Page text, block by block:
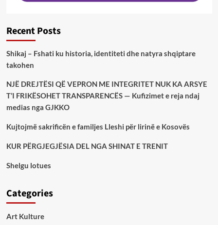
Recent Posts
Shikaj – Fshati ku historia, identiteti dhe natyra shqiptare
takohen
NJË DREJTËSI QË VEPRON ME INTEGRITET NUK KA ARSYE
T’I FRIKËSOHET TRANSPARENCËS — Kufizimet e reja ndaj
medias nga GJKKO
Kujtojmë sakrificën e familjes Lleshi për lirinë e Kosovës
KUR PËRGJEGJËSIA DEL NGA SHINAT E TRENIT
Shelgu lotues
Categories
Art Kulture